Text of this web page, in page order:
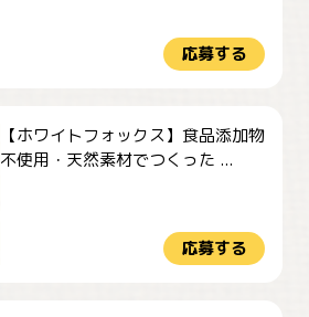
応募する
【ホワイトフォックス】食品添加物
不使用・天然素材でつくった ...
応募する